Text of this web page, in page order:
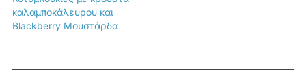
καλαμποκάλευρου και
Blackberry Μουστάρδα